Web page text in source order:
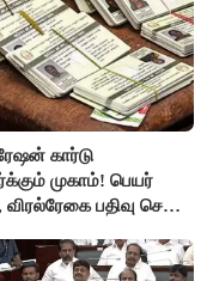
கார்டு
முகாம்! பெயர்
பதிவு செய்ய